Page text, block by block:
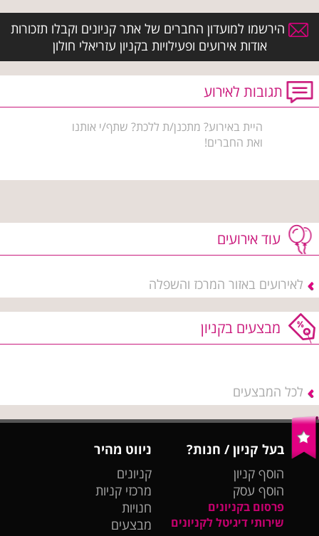
הירשמו למועדון החברים של אתר קניונים וקבלו תזכורות
אודות אירועים ופעילויות בקניון עזריאלי חולון
תגובות לאירוע
היית באירוע? מתכנן/ת ללכת? שתף/י אותנו
ואת החברים!
עוד אירועים
לאירועים באזור המרכז והשפלה
מבצעים בקניון
לכל המבצעים
בעל קניון / חנות?
הוסף קניון
הוסף עסק
פרסום בקניונים
שירותי דיגיטל לקניונים
ניווט מהיר
קניונים
מרכזי קניות
חנויות
מבצעים